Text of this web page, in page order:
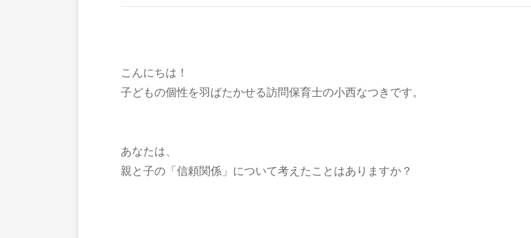
こんにちは！
子どもの個性を羽ばたかせる訪問保育士の小西なつきです。
あなたは、
親と子の「信頼関係」について考えたことはありますか？